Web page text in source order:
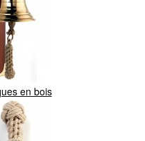
en bois